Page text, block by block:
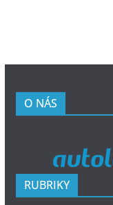
O NÁS
RUBRIKY